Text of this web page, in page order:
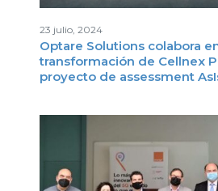
23 julio, 2024
Optare Solutions colabora
transformación de Cellnex
proyecto de assessment